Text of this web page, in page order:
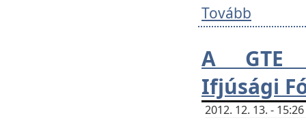
Tovább
A GTE
Ifjúsági
2012. 12. 13. -